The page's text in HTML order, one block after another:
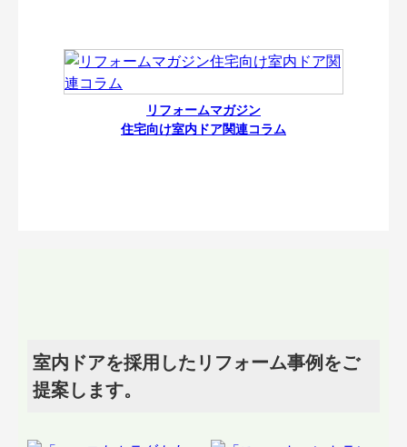
リフォームマガジン
住宅向け室内ドア関連コラム
室内ドアを採用したリフォーム事例をご
提案します。